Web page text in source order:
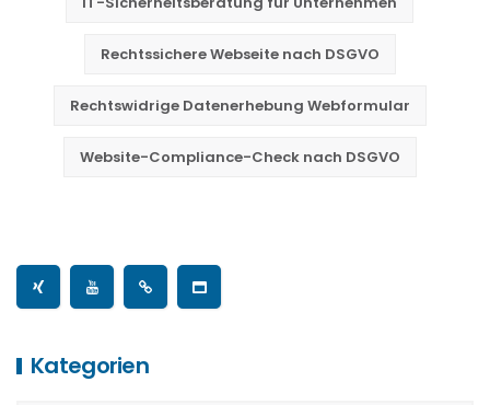
Rechtssichere Webseite nach DSGVO
Rechtswidrige Datenerhebung Webformular
Website-Compliance-Check nach DSGVO
Kategorien